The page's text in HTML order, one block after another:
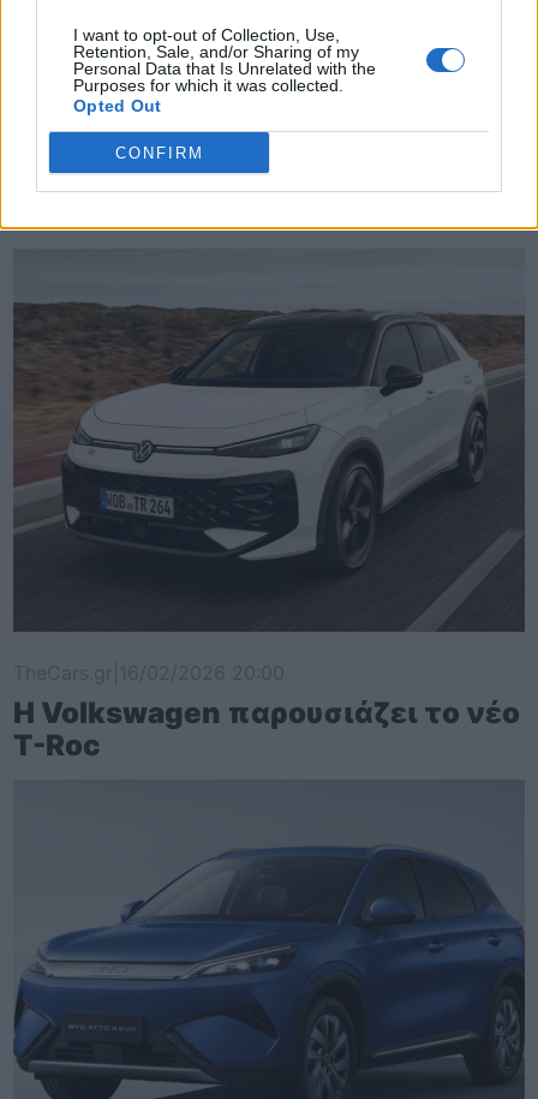
I want to opt-out of Collection, Use,
Retention, Sale, and/or Sharing of my
Personal Data that Is Unrelated with the
Purposes for which it was collected.
Opted Out
CONFIRM
TheCars.gr |19/02/2026 18:00
Δοκιμάζουμε το οικογενειακό
Η Volkswagen παρουσιάζει το νέο
T-Roc